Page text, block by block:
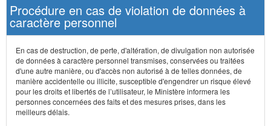
Procédure en cas de violation de données à
caractère personnel
En cas de destruction, de perte, d'altération, de divulgation non autorisée
de données à caractère personnel transmises, conservées ou traitées
d'une autre manière, ou d'accès non autorisé à de telles données, de
manière accidentelle ou illicite, susceptible d'engendrer un risque élevé
pour les droits et libertés de l’utilisateur, le Ministère informera les
personnes concernées des faits et des mesures prises, dans les
meilleurs délais.